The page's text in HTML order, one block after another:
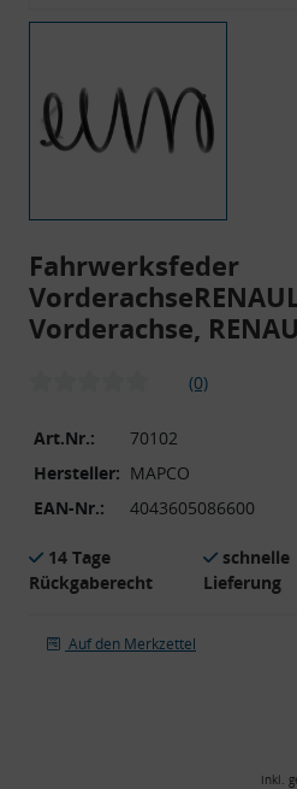
Fahrwerksfeder
Vorderachse,
(0)
Art.Nr.:
70102
Hersteller: MAPCO
EAN-Nr.:
4043605086600
14 Tage
Rückgaberecht
schnelle
Lieferung
Auf den Merkzettel
inkl.